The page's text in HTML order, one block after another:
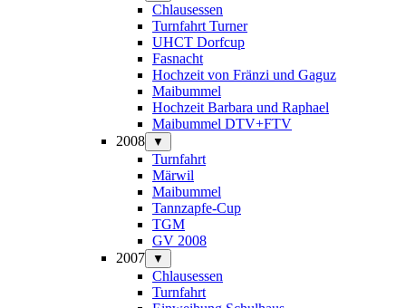
Chlausessen
Turnfahrt Turner
UHCT Dorfcup
Fasnacht
Hochzeit von Fränzi und Gaguz
Maibummel
Hochzeit Barbara und Raphael
Maibummel DTV+FTV
2008
▼
Turnfahrt
Märwil
Maibummel
Tannzapfe-Cup
TGM
GV 2008
2007
▼
Chlausessen
Turnfahrt